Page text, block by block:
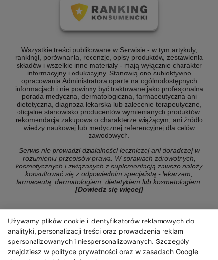
Wszystkie treści publikowane w Serwisie - w tym artykuły,
rankingi, porównania, recenzje, opisy produktów, zestawienia
składów i wszelkie inne materiały - mają wyłącznie charakter
informacyjny i edukacyjny. Stanowią one subiektywne
opracowania Administratora oparte na ogólnodostępnych
informacjach i nie powinny być traktowane jako profesjonalna
porada medyczna, dermatologiczna, farmaceutyczna ani
dietetyczna, diagnoza lekarska lub zalecenie terapeutyczne,
oficjalne stanowisko producentów wymienianych produktów,
rekomendacja zakupowa o charakterze wiążącym, ani źródło
wiedzy naukowej lub medycznej referencyjnej dla celów
zawodowych.
Serwis nie prowadzi działalności leczniczej ani doradczej w
rozumieniu przepisów prawa. W sprawach zdrowotnych,
kosmetycznych i związanych z suplementacją zawsze należy
konsultować się z odpowiednim specjalistą - lekarzem,
farmaceutą, dermatologiem, dietetykiem lub kosmetologiem.
[Dowiedz się więcej]
© Copyright 2026 ranking-konsumencki.pl
Używamy plików cookie i identyfikatorów reklamowych do
analityki, personalizacji treści oraz prowadzenia reklam
spersonalizowanych i niespersonalizowanych. Szczegóły
znajdziesz w polityce prywatności oraz w zasadach Google